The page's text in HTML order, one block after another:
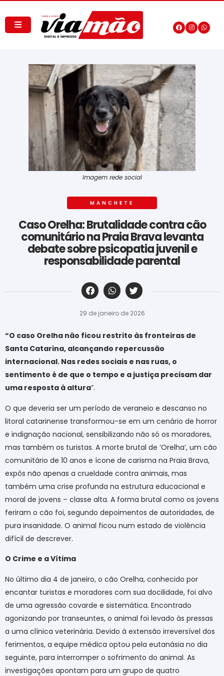
Imagem rede social
MANCHETE
Caso Orelha: Brutalidade contra cão
comunitário na Praia Brava levanta
debate sobre psicopatia juvenil e
responsabilidade parental
‎ ‎ ‎ ‎ ‎ ‎ ‎ ‎ ‎ ‎ ‎ ‎ ‎ ‎ ‎ ‎ ‎ ‎ ‎ ‎ ‎ ‎ ‎ ‎ ‎ ‎ ‎ ‎ ‎ ‎ ‎
29 de janeiro de 2026
“O caso Orelha não ficou restrito às fronteiras de
Santa Catarina, alcançando repercussão
internacional. Nas redes sociais e nas ruas, o
sentimento é de que o tempo e a justiça precisam dar
uma resposta à altura”.
O que deveria ser um período de veraneio e descanso no
litoral catarinense transformou-se em um cenário de horror
e indignação nacional, sensibilizando não só os moradores,
mas também os turistas. A morte brutal de ‘Orelha’, um cão
comunitário de 10 anos e ícone de carisma na Praia Brava,
expôs não apenas a crueldade contra animais, mas
também uma crise profunda na estrutura educacional e
moral de jovens – classe alta. A forma brutal como os jovens
feriram o cão foi, segundo depoimentos de autoridades, de
pura insanidade. O animal ficou num estado de violência
difícil de descrever.
O Crime e a Vítima
No último dia 4 de janeiro, o cão Orelha, conhecido por
encantar turistas e moradores com sua docilidade, foi alvo
de uma agressão covarde e sistemática. Encontrado
agonizando por transeuntes, o animal foi levado às pressas
a uma clínica veterinária. Devido à extensão irreversível dos
ferimentos, a equipe médica optou pela eutanásia no dia
seguinte, para interromper o sofrimento do animal. As
investigações apontam para um grupo de quatro